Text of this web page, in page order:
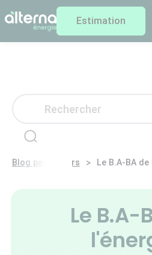
Estimation
Blog particuliers > Le B.A-BA
Le B.A-